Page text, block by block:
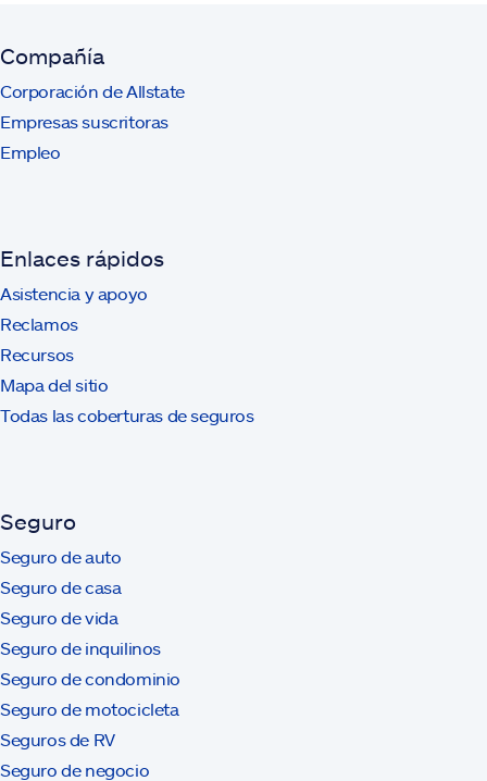
Compañía
Corporación de Allstate
Empresas suscritoras
Empleo
Enlaces rápidos
Asistencia y apoyo
Reclamos
Recursos
Mapa del sitio
Todas las coberturas de seguros
Seguro
Seguro de auto
Seguro de casa
Seguro de vida
Seguro de inquilinos
Seguro de condominio
Seguro de motocicleta
Seguros de RV
Seguro de negocio